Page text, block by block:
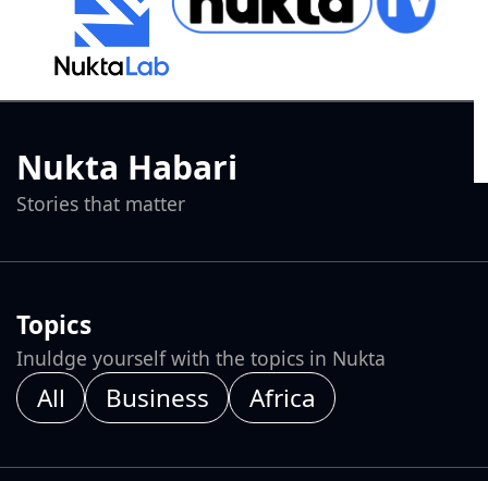
Nukta Habari
Stories that matter
Topics
Inuldge yourself with the topics in Nukta
All Business Africa